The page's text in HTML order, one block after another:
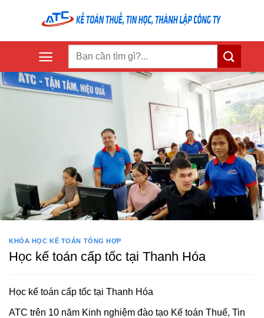
KHÓA HỌC KẾ TOÁN TỔNG HỢP
Học kế toán cấp tốc tại Thanh Hóa
Học kế toán cấp tốc tại Thanh Hóa
ATC trên 10 năm Kinh nghiệm đào tạo Kế toán Thuế, Tin